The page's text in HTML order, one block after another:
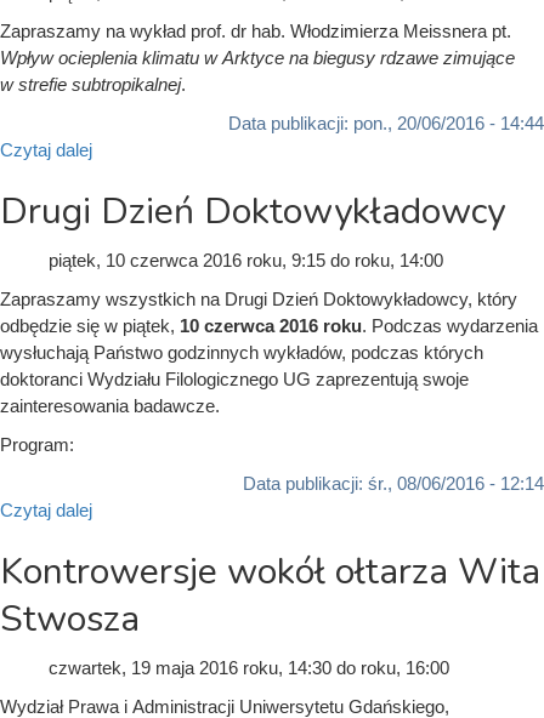
Zapraszamy na wykład prof. dr hab. Włodzimierza Meissnera pt.
Wpływ ocieplenia klimatu w Arktyce na biegusy rdzawe zimujące
w strefie subtropikalnej.
Data publikacji: pon., 20/06/2016 - 14:44
Czytaj dalej
Drugi Dzień Doktowykładowcy
piątek, 10 czerwca 2016 roku, 9:15 do roku, 14:00
Zapraszamy wszystkich na Drugi Dzień Doktowykładowcy, który
odbędzie się w piątek, 10 czerwca 2016 roku. Podczas wydarzenia
wysłuchają Państwo godzinnych wykładów, podczas których
doktoranci Wydziału Filologicznego UG zaprezentują swoje
zainteresowania badawcze.
Program:
Data publikacji: śr., 08/06/2016 - 12:14
Czytaj dalej
Kontrowersje wokół ołtarza Wita
Stwosza
czwartek, 19 maja 2016 roku, 14:30 do roku, 16:00
Wydział Prawa i Administracji Uniwersytetu Gdańskiego,